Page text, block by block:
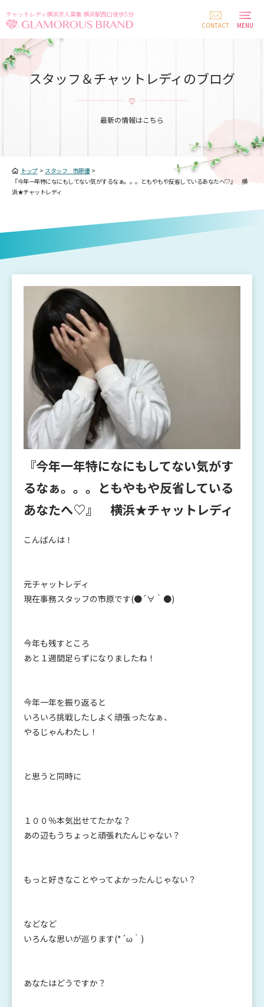
チャットレディ横浜求人募集 横浜駅西口徒歩5分
CONTACT
MENU
スタッフ＆チャットレディのブログ
最新の情報はこちら
トップ> スタッフ 市原優>
『今年一年特になにもしてない気がするなぁ。。。ともやもや反省しているあなたへ♡』 横
浜★チャットレディ
『今年一年特になにもしてない気がす
るなぁ。。。ともやもや反省している
あなたへ♡』 横浜★チャットレディ
こんばんは！
元チャットレディ
現在事務スタッフの市原です(●´∀｀●)
今年も残すところ
あと１週間足らずになりましたね！
今年一年を振り返ると
いろいろ挑戦したしよく頑張ったなぁ、
やるじゃんわたし！
と思うと同時に
１００％本気出せてたかな？
あの辺もうちょっと頑張れたんじゃない？
もっと好きなことやってよかったんじゃない？
などなど
いろんな思いが巡ります(*´ω｀)
あなたはどうですか？